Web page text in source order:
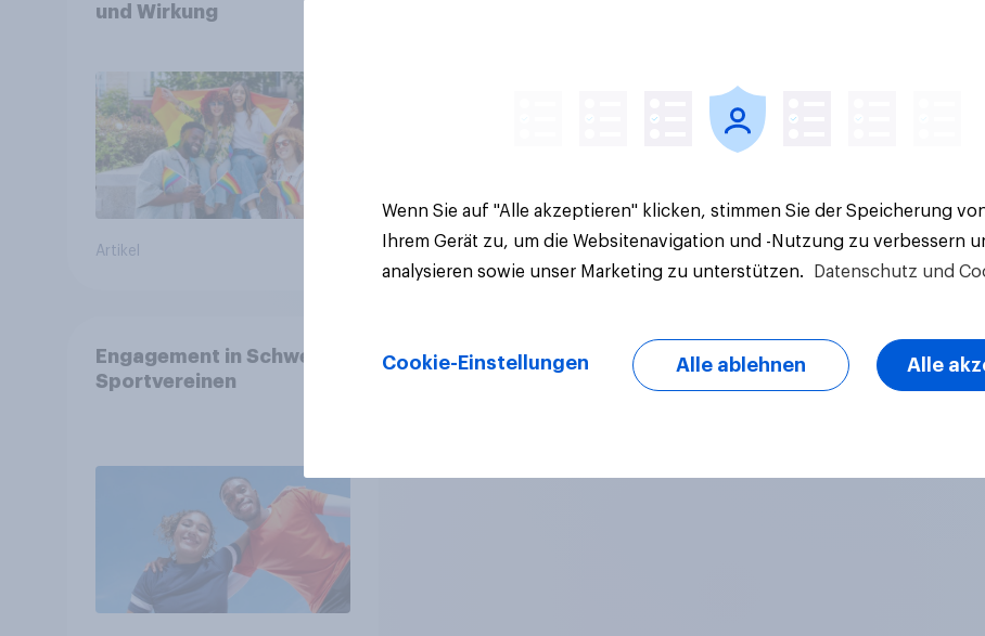
und Wirkung
Artikel Artikel Artikel
Engagement in Schweizer
Sportvereinen
Wenn Sie auf "Alle akzeptieren" klicken, stimmen Sie der Speicherung
Ihrem Gerät zu, um die Websitenavigation und -Nutzung zu verbessern
analysieren sowie unser Marketing zu unterstützen.
Datenschutz und
Cookie-Einstellungen Alle ablehnen Alle